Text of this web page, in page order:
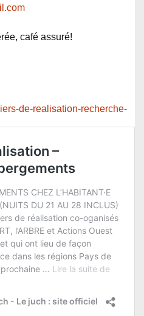
café assuré!
de-realisation-recherche-